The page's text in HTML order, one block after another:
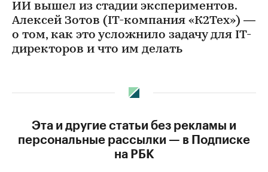
ИИ вышел из стадии экспериментов.
Алексей Зотов (IТ-компания «К2Тех») —
о том, как это усложнило задачу для IТ-
директоров и что им делать
Эта и другие статьи без рекламы и
персональные рассылки — в Подписке
на РБК